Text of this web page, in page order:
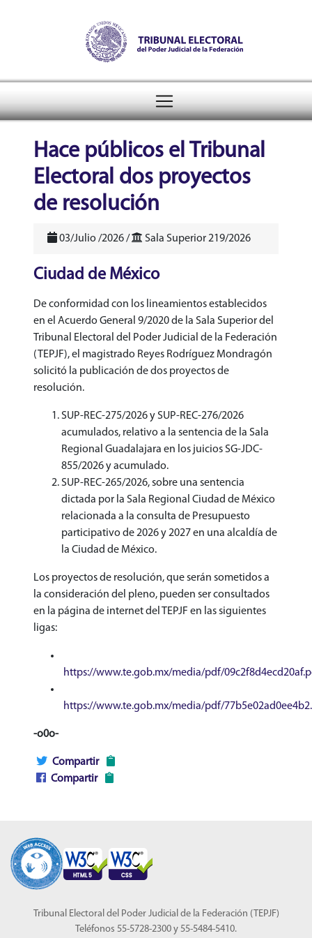
Tribunal Electoral del
header
Hace públicos el Tribunal
Electoral dos proyectos
de resolución
03/Julio /2026 / Sala Superior 219/2026
Ciudad de México
De conformidad con los lineamientos establecidos
en el Acuerdo General 9/2020 de la Sala Superior del
Tribunal Electoral del Poder Judicial de la Federación
(TEPJF), el magistrado Reyes Rodríguez Mondragón
solicitó la publicación de dos proyectos de
resolución.
SUP-REC-275/2026 y SUP-REC-276/2026
acumulados, relativo a la sentencia de la Sala
Regional Guadalajara en los juicios SG-JDC-
855/2026 y acumulado.
SUP-REC-265/2026, sobre una sentencia
dictada por la Sala Regional Ciudad de México
relacionada a la consulta de Presupuesto
participativo de 2026 y 2027 en una alcaldía de
la Ciudad de México.
Los proyectos de resolución, que serán sometidos a
la consideración del pleno, pueden ser consultados
en la página de internet del TEPJF en las siguientes
ligas:
https://www.te.gob.mx/media/pdf/
https://www.te.gob.mx/media/pdf/
-o0o-
Compartir
Compartir
Tribunal Electoral del Poder Judicial de la Federación (TEPJF)
Teléfonos 55-5728-2300 y 55-5484-5410.